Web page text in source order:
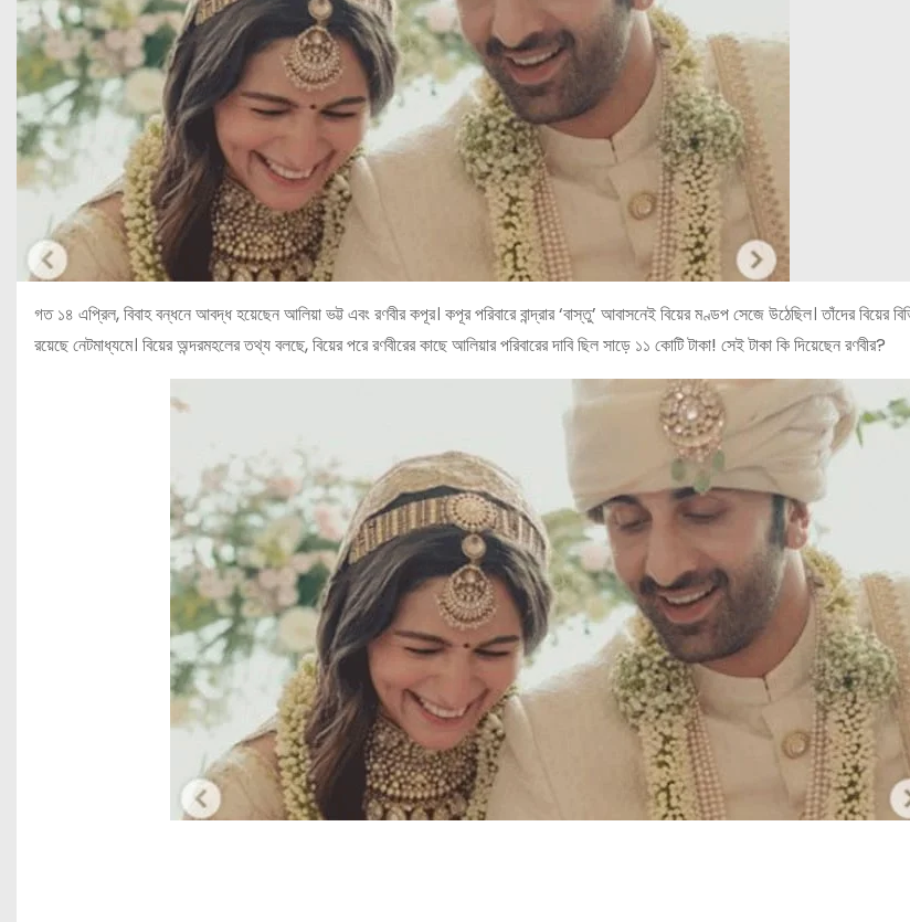
গত ১৪ এপ্রিল, বিবাহ বন্ধনে আবদ্ধ হয়েছেন আলিয়া ভট্ট এবং রণবীর কপূর। কপূর পরিবারে বান্দ্রার ‘বাস্তু’ আবাসনেই বিয়ের মণ্ডপ সেজে উঠেছিল। তাঁদের বিয়ের
রয়েছে নেটমাধ্যমে। বিয়ের অন্দরমহলের তথ্য বলছে, বিয়ের পরে রণবীরের কাছে আলিয়ার পরিবারের দাবি ছিল সাড়ে ১১ কোটি টাকা! সেই টাকা কি দিয়েছেন রণবীর?